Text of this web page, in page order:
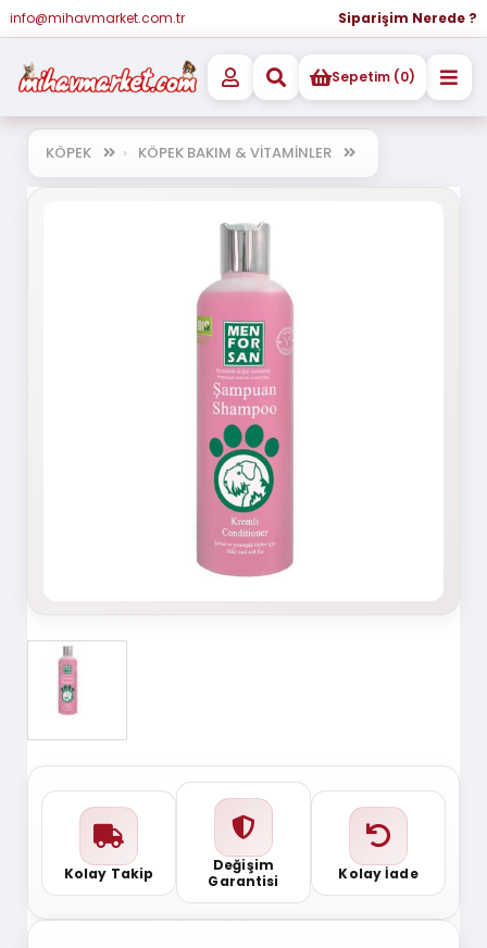
info@mihavmarket.com.tr Siparişim Nerede ?
Sepetim (0)
KÖPEK KÖPEK BAKIM & VİTAMİNLER
Kolay Takip
Değişim
Garantisi
Kolay İade